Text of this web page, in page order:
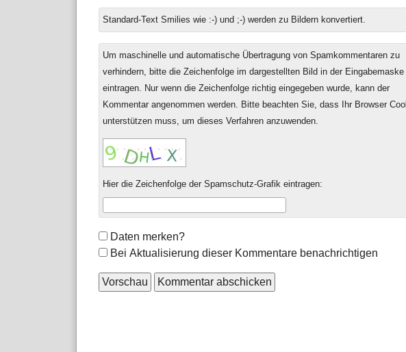
Standard-Text Smilies wie :-) und ;-) werden zu Bildern konvertiert.
Um maschinelle und automatische Übertragung von Spamkommentaren zu
verhindern, bitte die Zeichenfolge im dargestellten Bild in der Eingabemaske
eintragen. Nur wenn die Zeichenfolge richtig eingegeben wurde, kann der
Kommentar angenommen werden. Bitte beachten Sie, dass Ihr Browser
unterstützen muss, um dieses Verfahren anzuwenden.
Hier die Zeichenfolge der Spamschutz-Grafik eintragen:
Formular-
Optionen
Daten merken?
Bei Aktualisierung dieser Kommentare benachrichtigen